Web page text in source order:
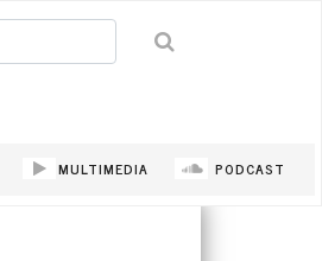
MULTIMEDIA PODCAST